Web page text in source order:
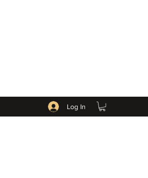
Log In